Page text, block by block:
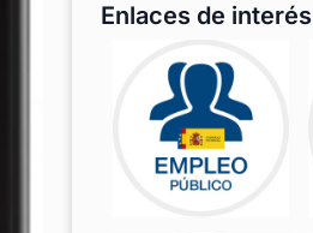
Enlaces de interés